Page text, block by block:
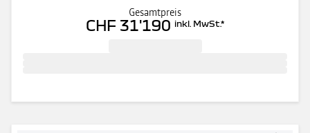
Gesamtpreis
CHF 31'190 inkl. MwSt.*